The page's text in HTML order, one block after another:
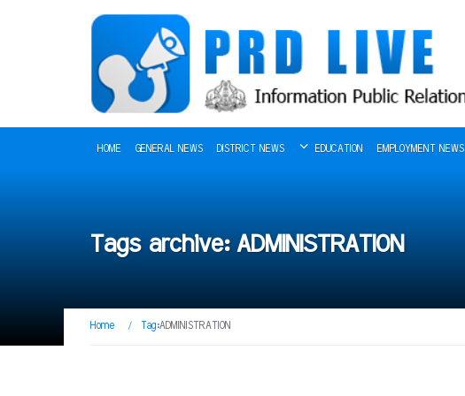
HOME GENERAL NEWS DISTRICT NEWS EDUCATION EMPLOYMENT NEWS
Tags archive: ADMINISTRATION
Home / Tag:ADMINISTRATION